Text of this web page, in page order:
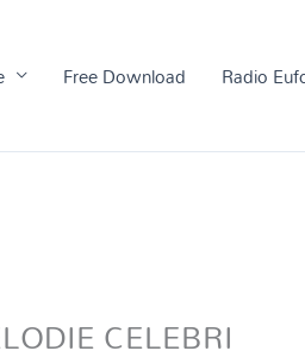
Free Download Radio
CELEBRI